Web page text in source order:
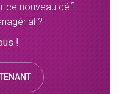
ce nouveau défi
?
!